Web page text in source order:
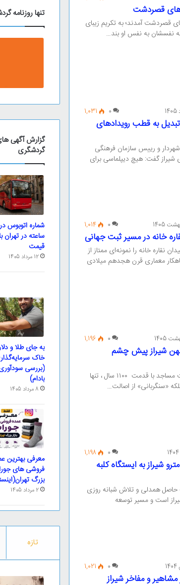
قصردشت
قصردشت آمدند؛ به تکریم زیبای
نفسشان به نفس او بند…
0
1,031
به قطب رویدادهای
و رییس سازمان فرهنگی
شیراز گفت: هیچ دیپلماسی برای
0
1,014
خانه در مسیر ثبت جهانی
نقاره خانه را نمونه‌ای ممتاز از
معماری قرن هجدهم میلادی
0
1,196
مسجد کهن شیراز پیش چشم
به گفته شهردار شیراز مرمت مساجد با قدمت ۱۱۰۰ سال ، تنها
«سنگربانی» از اصالت…
0
1,198
حفاری مکانیزه خط ۲ مترو شیراز به ایستگاه کلبه
حاصل همدلی و تلاش شبانه روزی
است و مسیر توسعه
0
1,021
مشاهیر و مفاخر شیراز
تنها روزنامه
گزارش آگهی
گردشگری
ساعته در تهران
قیمت
12 مرداد 1405
به جای طلا و
خاک
(بررسی
بادام)
8 مرداد 1405
معرفی بهترین
فروشی های
بزرگ
2 مرداد 1405
تازه